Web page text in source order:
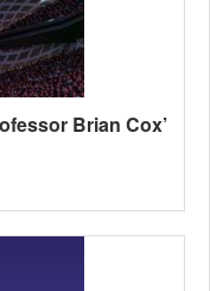
Brian Cox’